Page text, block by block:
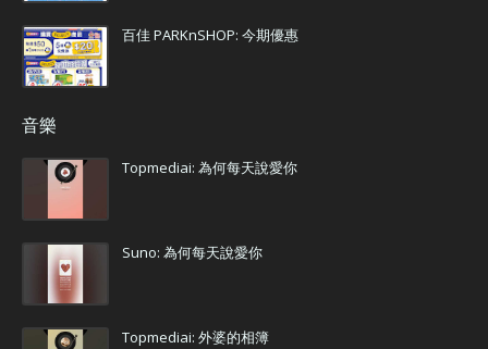
百佳 PARKnSHOP: 今期優惠
音樂
Topmediai: 為何每天說愛你
Suno: 為何每天說愛你
Topmediai: 外婆的相簿